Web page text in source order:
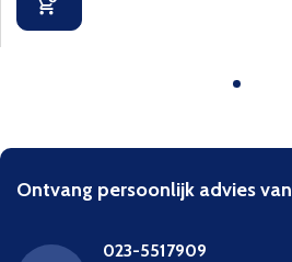
Ontvang persoonlijk advies
023-5517909